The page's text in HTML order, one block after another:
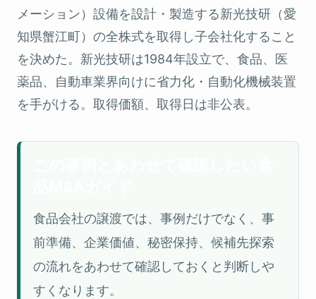
メーション）設備を設計・製造する新光技研（愛
知県蟹江町）の全株式を取得し子会社化すること
を決めた。新光技研は1984年設立で、食品、医
薬品、自動車業界向けに省力化・自動化機械装置
を手がける。取得価額、取得日は非公表。
食品会社の譲渡では、事例だけでなく、事
前準備、企業価値、秘密保持、候補先探索
の流れをあわせて確認しておくと判断しや
すくなります。